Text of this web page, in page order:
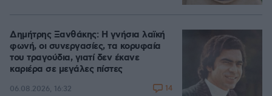
Δημήτρης Ξανθάκης: Η γνήσια λαϊκή
φωνή, οι συνεργασίες, τα κορυφαία
του τραγούδια, γιατί δεν έκανε
καριέρα σε μεγάλες πίστες
06.08.2026, 16:32 14